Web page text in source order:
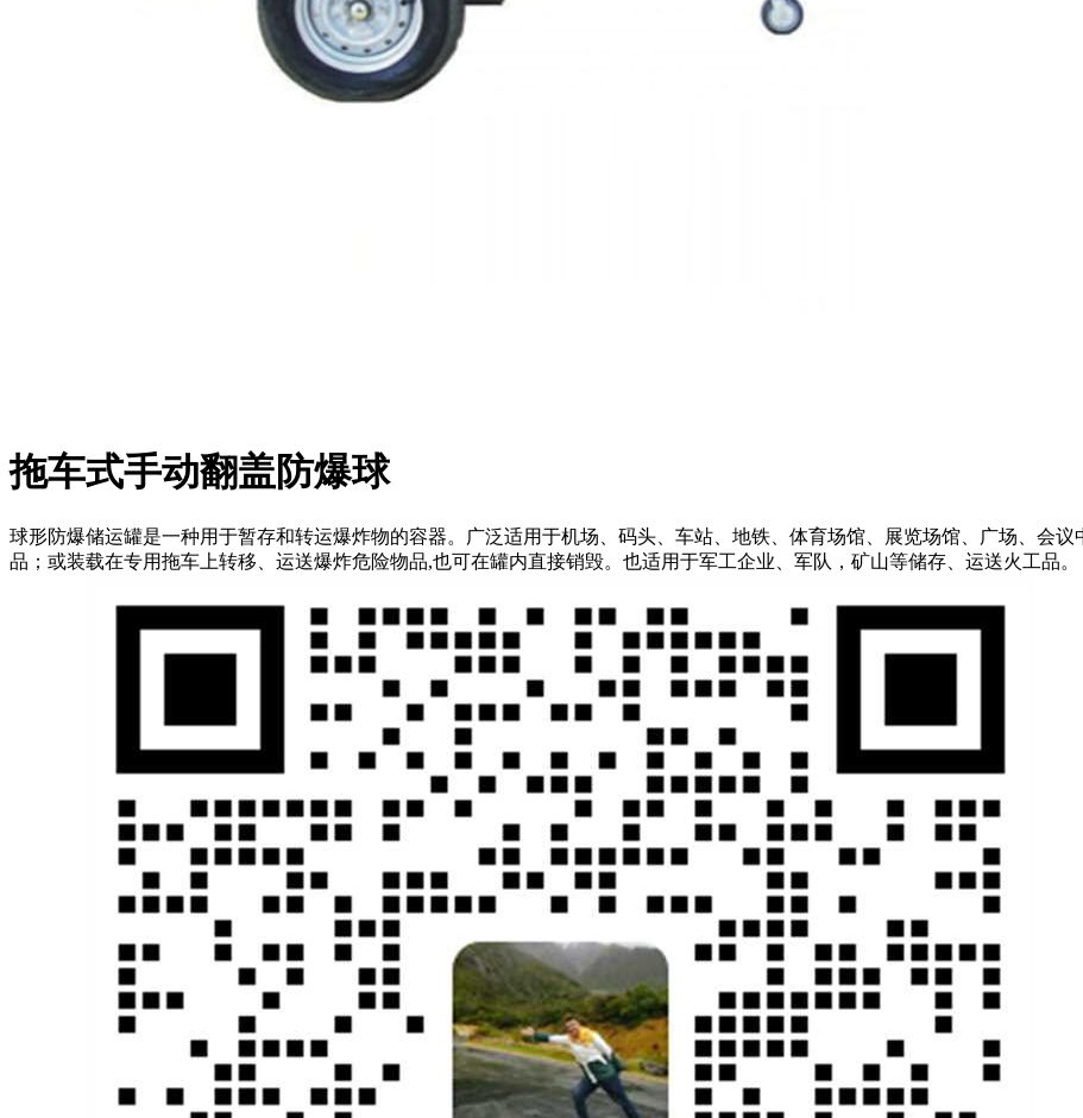
拖车式手动翻盖防爆球
球形防爆储运罐是一种用于暂存和转运爆炸物的容器。广泛适用于机场、码头、车站、地铁、体育场馆、展览场馆、广场、会
品；或装载在专用拖车上转移、运送爆炸危险物品,也可在罐内直接销毁。也适用于军工企业、军队，矿山等储存、运送火工品。